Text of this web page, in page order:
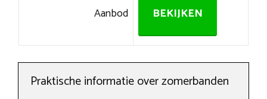
Aanbod BEKIJKEN
Praktische informatie over zomerbanden